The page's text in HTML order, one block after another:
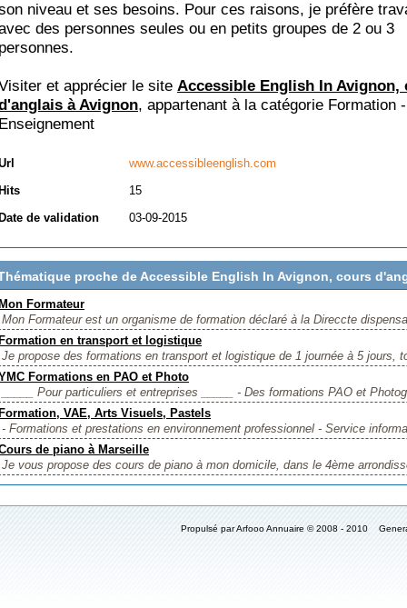
niveau et ses besoins. Pour ces raisons, je préfère
des personnes seules ou en petits groupes de 2 ou 3
et apprécier le site Accessible English In Avignon,
à Avignon, appartenant à la catégorie Formation -
www.accessibleenglish.com
15
de validation
03-09-2015
proche de Accessible English In Avignon, cours
Formateur
Mon Formateur est un organisme de formation déclaré à la Direccte
en transport et logistique
Je propose des formations en transport et logistique de 1 journée à 5 jours,
Formations en PAO et Photo
_____ Pour particuliers et entreprises _____ - Des formations PAO et
VAE, Arts Visuels, Pastels
- Formations et prestations en environnement professionnel - Service
de piano à Marseille
Je vous propose des cours de piano à mon domicile, dans le 4ème
Propulsé par Arfooo Annuaire © 2008 - 2010